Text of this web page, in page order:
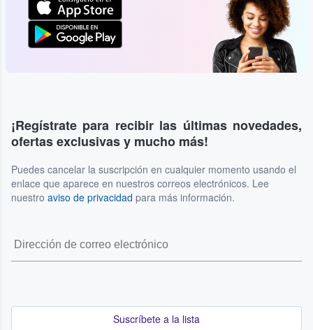
¡Regístrate para recibir las últimas novedades,
ofertas exclusivas y mucho más!
Puedes cancelar la suscripción en cualquier momento usando el
enlace que aparece en nuestros correos electrónicos. Lee
nuestro aviso de privacidad para más información.
Suscríbete a la lista